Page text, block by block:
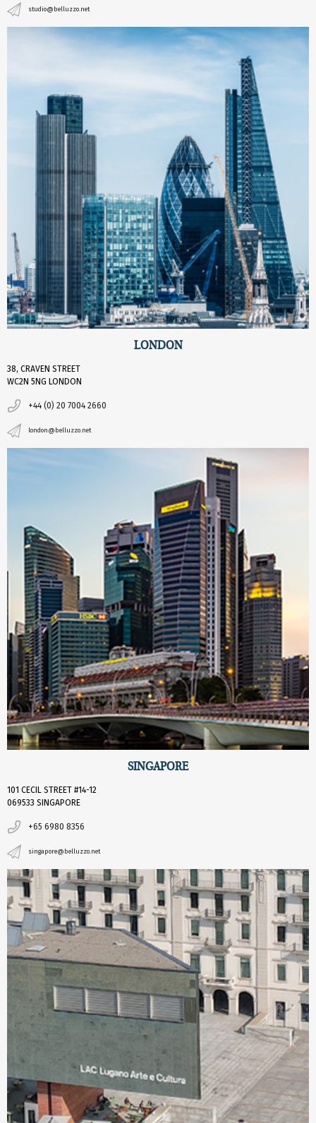
studio@belluzzo.net
LONDON
38, CRAVEN STREET
WC2N 5NG LONDON
+44 (0) 20 7004 2660
london@belluzzo.net
SINGAPORE
101 CECIL STREET #14-12
069533 SINGAPORE
+65 6980 8356
singapore@belluzzo.net